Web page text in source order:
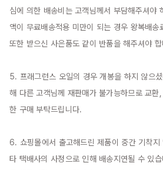
심에 의한 배송비는 고객님께서 부담해주셔야
액이 무료배송적용 미만이 되는 경우 왕복배송
또한 받으신 사은품도 같이 반품을 해주셔야
5. 프래그런스 오일의 경우 개봉을 하지 않으
해 다른 고객님께 재판매가 불가능하므로 교
한 구매 부탁드립니다.
6. 쇼핑몰에서 출고해드린 제품이 중간 기착지
타 택배사의 사정으로 인해 배송지연될 수 있